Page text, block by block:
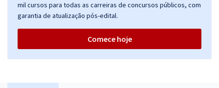
mil cursos para todas as carreiras de concursos públicos, com
garantia de atualização pós-edital.
Comece hoje